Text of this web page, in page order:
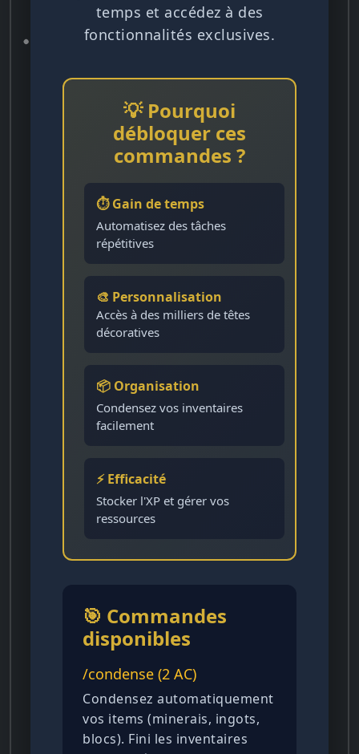
temps et accédez à des
fonctionnalités exclusives.
💡 Pourquoi
débloquer ces
commandes ?
⏱️ Gain de temps
Automatisez des tâches
répétitives
🎨 Personnalisation
Accès à des milliers de têtes
décoratives
📦 Organisation
Condensez vos inventaires
facilement
⚡ Efficacité
Stocker l'XP et gérer vos
ressources
🎯 Commandes
disponibles
/condense (2 AC)
Condensez automatiquement
vos items (minerais, ingots,
blocs). Fini les inventaires